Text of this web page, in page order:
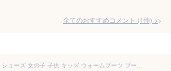
全てのおすすめコメント (1件) >
バレエ バレエブーツ シューズ 女の子 子供 キッズ ウォームブーツ ブーツ ウォームアップシューズ あったか ショート シューズカバー バレエシューズ ダンスシューズ ジュニア 男女兼用 男の子 バレエ メンズ レディース 防寒 バレエ用品 室内履き 綿靴 ギフト